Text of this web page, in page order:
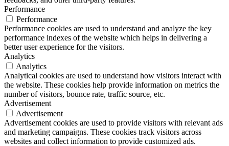
Performance
Performance
Performance cookies are used to understand and analyze the key
performance indexes of the website which helps in delivering a
better user experience for the visitors.
Analytics
Analytics
Analytical cookies are used to understand how visitors interact with
the website. These cookies help provide information on metrics the
number of visitors, bounce rate, traffic source, etc.
Advertisement
Advertisement
Advertisement cookies are used to provide visitors with relevant ads
and marketing campaigns. These cookies track visitors across
websites and collect information to provide customized ads.